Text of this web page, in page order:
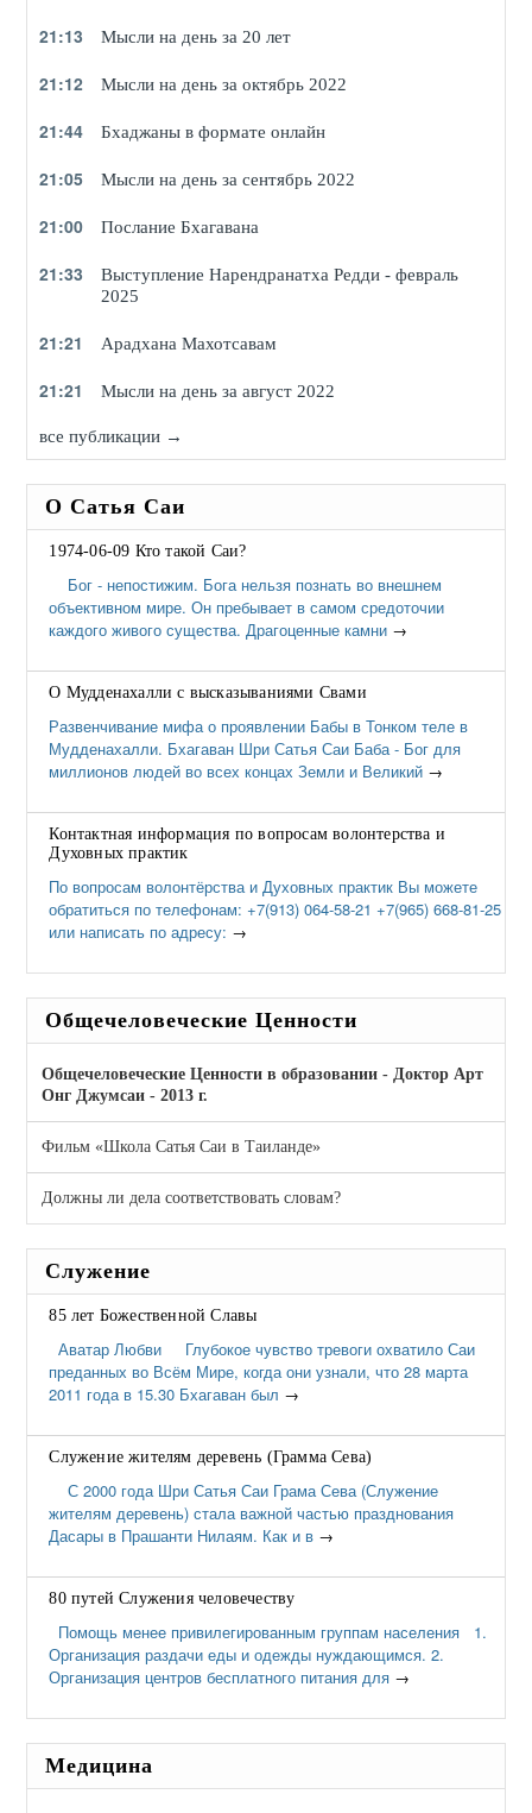
Институт Высших медицинских наук Шри
21:13 Мысли на день за 20 лет
21:12 Мысли на день за октябрь 2022
21:44 Бхаджаны в формате онлайн
21:05 Мысли на день за сентябрь 2022
21:00 Послание Бхагавана
21:33
Выступление Нарендранатха Редди - февраль
2025
21:21 Арадхана Махотсавам
21:21 Мысли на день за август 2022
все публикации →
О Сатья Саи
1974-06-09 Кто такой Саи?
Бог - непостижим. Бога нельзя познать во внешнем
объективном мире. Он пребывает в самом средоточии
каждого живого существа. Драгоценные камни →
О Мудденахалли с высказываниями Свами
Развенчивание мифа о проявлении Бабы в Тонком теле в
Мудденахалли. Бхагаван Шри Сатья Саи Баба - Бог для
миллионов людей во всех концах Земли и Великий →
Контактная информация по вопросам волонтерства и
Духовных практик
По вопросам волонтёрства и Духовных практик Вы можете
обратиться по телефонам: +7(913) 064-58-21 +7(965) 668-81-25
или написать по адресу: →
Общечеловеческие Ценности
Общечеловеческие Ценности в образовании - Доктор Арт
Онг Джумсаи - 2013 г.
Фильм «Школа Сатья Саи в Таиланде»
Должны ли дела соответствовать словам?
Служение
85 лет Божественной Славы
Аватар Любви Глубокое чувство тревоги охватило Саи
преданных во Всём Мире, когда они узнали, что 28 марта
2011 года в 15.30 Бхагаван был →
Служение жителям деревень (Грамма Сева)
С 2000 года Шри Сатья Саи Грама Сева (Служение
жителям деревень) стала важной частью празднования
Дасары в Прашанти Нилаям. Как и в →
80 путей Служения человечеству
Помощь менее привилегированным группам населения 1.
Организация раздачи еды и одежды нуждающимся. 2.
Организация центров бесплатного питания для →
Медицина